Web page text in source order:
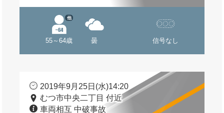
55～64歳
他
曇 信号なし
2019年9月25日(水)14:20
むつ市中央二丁目 付近
車両相互 中破事故